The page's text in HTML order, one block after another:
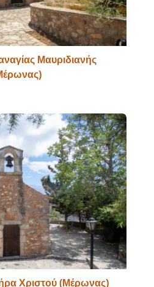
Μαυριδιανής
Χριστού (Μέρωνας)